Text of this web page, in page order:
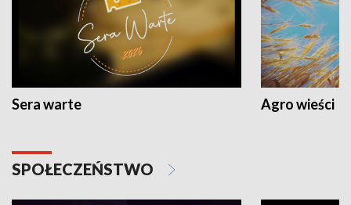
Sera warte Agro wieści
SPOŁECZEŃSTWO